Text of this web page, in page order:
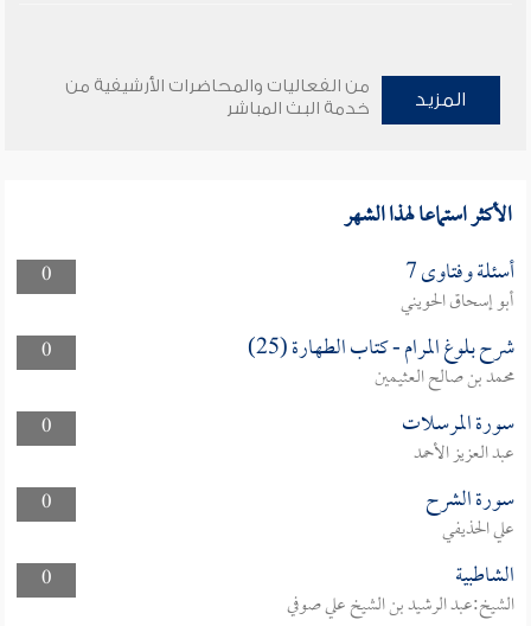
المزيد
من الفعاليات والمحاضرات الأرشيفية من
خدمة البث المباشر
الأكثر استماعا لهذا الشهر
0 أسئلة وفتاوى 7
أبو إسحاق الحويني
0
شرح بلوغ المرام - كتاب الطهارة (25)
محمد بن صالح العثيمين
0
سورة المرسلات
عبد العزيز الأحمد
0
سورة الشرح
علي الحذيفي
0
الشاطبية
الشيخ:عبد الرشيد بن الشيخ علي صوفي